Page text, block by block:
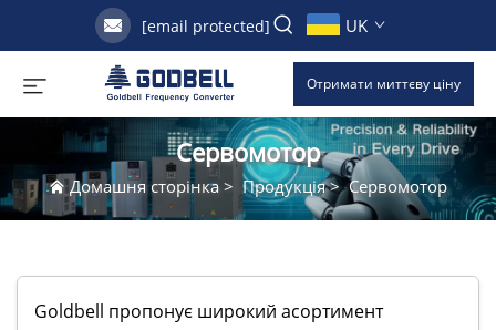
[email protected] UK
Отримати миттєву ціну
Сервомотор
Домашня сторінка > Продукція>Сервомотор
Goldbell пропонує широкий асортимент